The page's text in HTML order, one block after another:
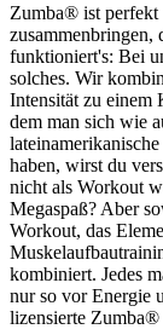
Zumba® ist perfekt
zusammenbringen,
funktioniert's: Bei
solches. Wir
Intensität zu einem
dem man sich wie
haben, wirst du
nicht als Workout
Megaspaß? Aber
Workout, das
kombiniert. Jedes
nur so vor Energie
lizensierte Zumba®